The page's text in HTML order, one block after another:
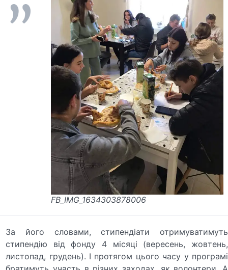
FB_IMG_1634303878006
За його словами, стипендіати отримуватимуть
стипендію від фонду 4 місяці (вересень, жовтень,
листопад, грудень). І протягом цього часу у програмі